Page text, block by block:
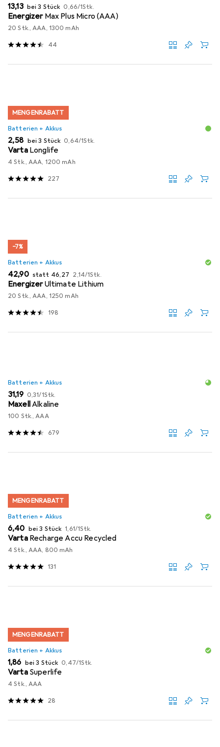
EUR
13,13 bei 3 Stück EUR
0,66/1Stk.
Energizer Max Plus Micro (AAA)
20 Stk., AAA, 1300 mAh
44
MENGENRABATT
Batterien + Akkus
EUR
2,58 bei 3 Stück EUR
0,64/1Stk.
Varta Longlife
4 Stk., AAA, 1200 mAh
227
−7%
Batterien + Akkus
EUR
42,90 statt EUR
46,27 EUR
2,14/1Stk.
EnergizerUltimate Lithium
20 Stk., AAA, 1250 mAh
198
Batterien + Akkus
EUR
31,19 EUR
0,31/1Stk.
MaxellAlkaline
100 Stk., AAA
679
MENGENRABATT
Batterien + Akkus
EUR
6,40 bei 3 Stück EUR
1,61/1Stk.
Varta Recharge Accu Recycled
4 Stk., AAA, 800 mAh
131
MENGENRABATT
Batterien + Akkus
EUR
1,86 bei 3 Stück EUR
0,47/1Stk.
Varta Superlife
4 Stk., AAA
28